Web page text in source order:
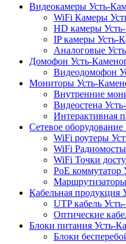
Видеокамеры Усть-
WiFi Камеры
HD камеры
IP камеры Усть-
Аналоговые
Домофон Усть-
Видеодомофон
Мониторы Усть-
Внутренние
Видеостена
Интерактивная
Сетевое
WiFi роутеры
WiFi
WiFi Точки
PoE коммутатор
Кабельная продукция
UTP кабель
Оптические
Блоки питания Усть-
Блоки